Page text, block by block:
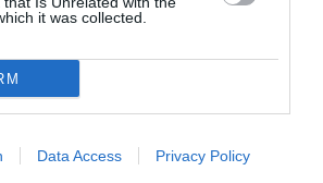
it was collected.
Data Access Privacy Policy
: la carte
Washington